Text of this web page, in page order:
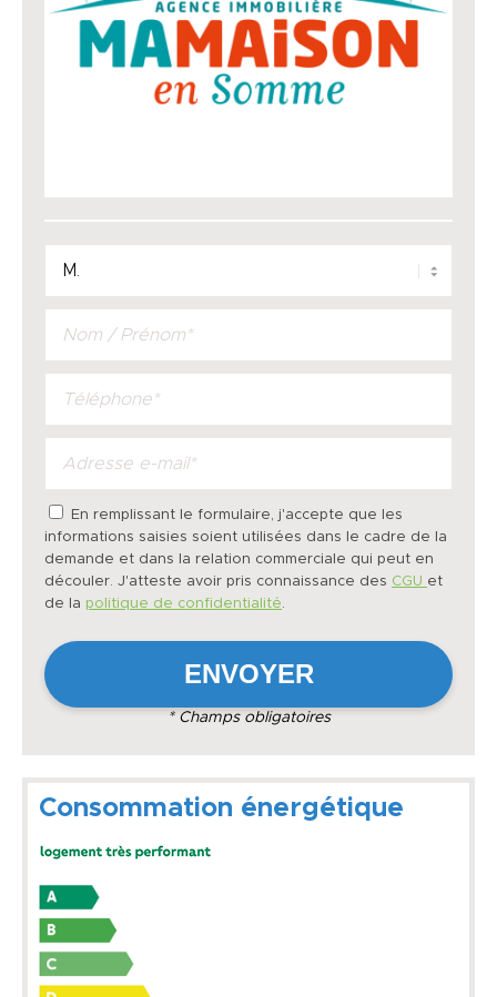
En remplissant le formulaire, j'accepte que les
informations saisies soient utilisées dans le cadre de la
demande et dans la relation commerciale qui peut en
découler. J'atteste avoir pris connaissance des CGU et
de la politique de confidentialité.
* Champs obligatoires
Consommation énergétique